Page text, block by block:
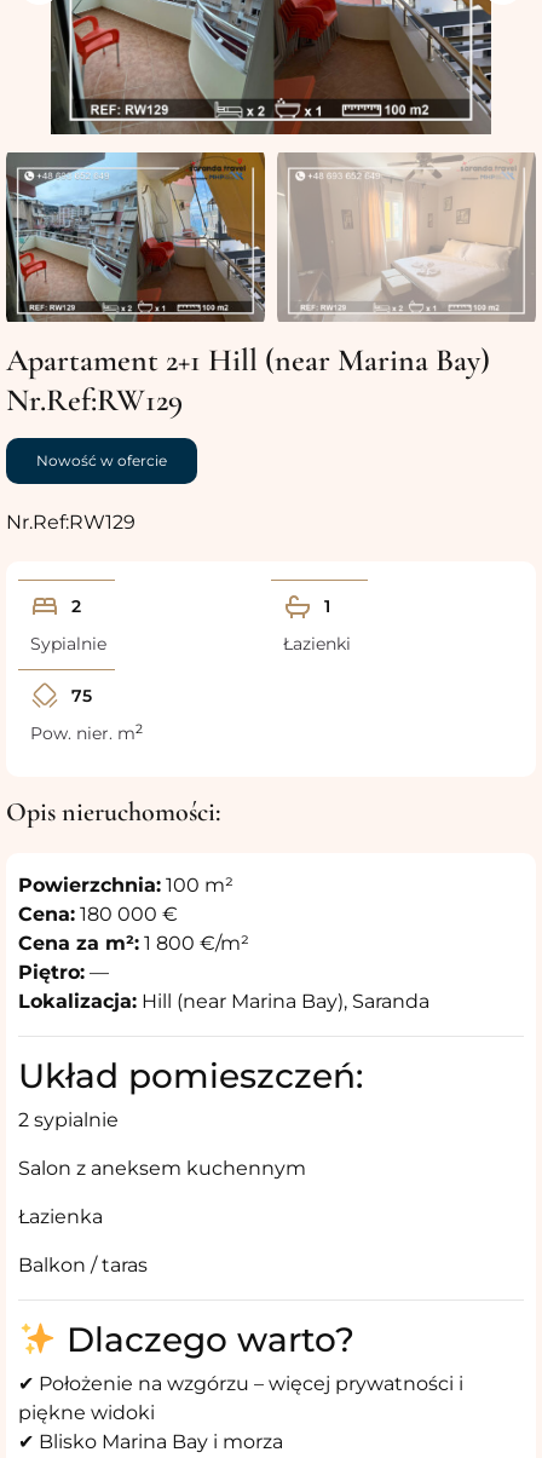
Apartament 2+1 Hill (near Marina Bay)
Nr.Ref:RW129
Nowość w ofercie
Nr.Ref:RW129
2
Sypialnie
1
Łazienki
75
Pow. nier. m2
Opis nieruchomości:
Powierzchnia: 100 m²
Cena: 180 000 €
Cena za m²: 1 800 €/m²
Piętro: —
Lokalizacja: Hill (near Marina Bay), Saranda
Układ pomieszczeń:
2 sypialnie
Salon z aneksem kuchennym ️
Łazienka
Balkon / taras
Dlaczego warto?
✔ Położenie na wzgórzu – więcej prywatności i
piękne widoki
✔ Blisko Marina Bay i morza